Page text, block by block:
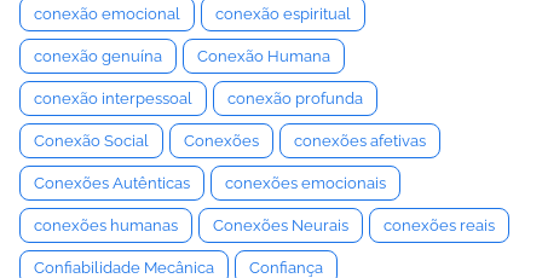
conexão emocional conexão espiritual
conexão genuína Conexão Humana
conexão interpessoal conexão profunda
Conexão Social Conexões conexões afetivas
Conexões Autênticas conexões emocionais
conexões humanas Conexões Neurais conexões reais
Confiabilidade Mecânica Confiança